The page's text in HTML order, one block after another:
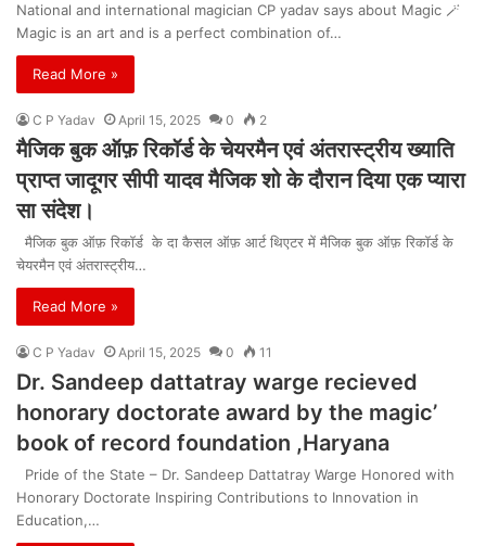
National and international magician CP yadav says about Magic 🪄
Magic is an art and is a perfect combination of…
Read More »
C P Yadav April 15, 2025 0 2
मैजिक बुक ऑफ़ रिकॉर्ड के चेयरमैन एवं अंतरास्ट्रीय ख्याति
प्राप्त जादूगर सीपी यादव मैजिक शो के दौरान दिया एक प्यारा
सा संदेश।
मैजिक बुक ऑफ़ रिकॉर्ड के दा कैसल ऑफ़ आर्ट थिएटर में मैजिक बुक ऑफ़ रिकॉर्ड के
चेयरमैन एवं अंतरास्ट्रीय…
Read More »
C P Yadav April 15, 2025 0 11
Dr. Sandeep dattatray warge recieved
honorary doctorate award by the magic’
book of record foundation ,Haryana
Pride of the State – Dr. Sandeep Dattatray Warge Honored with
Honorary Doctorate Inspiring Contributions to Innovation in
Education,…